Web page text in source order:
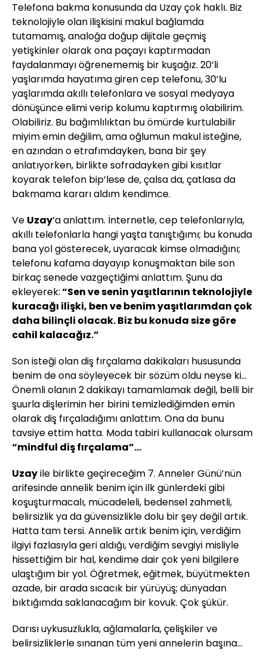
Telefona bakma konusunda da Uzay çok haklı. Biz
teknolojiyle olan ilişkisini makul bağlamda
tutamamış, analoğa doğup dijitale geçmiş
yetişkinler olarak ona paçayı kaptırmadan
faydalanmayı öğrenememiş bir kuşağız. 20’li
yaşlarımda hayatıma giren cep telefonu, 30’lu
yaşlarımda akıllı telefonlara ve sosyal medyaya
dönüşünce elimi verip kolumu kaptırmış olabilirim.
Olabiliriz. Bu bağımlılıktan bu ömürde kurtulabilir
miyim emin değilim, ama oğlumun makul isteğine,
en azından o etrafımdayken, bana bir şey
anlatıyorken, birlikte sofradayken gibi kısıtlar
koyarak telefon bip’lese de, çalsa da, çatlasa da
bakmama kararı aldım kendimce.
Ve Uzay’a anlattım. İnternetle, cep telefonlarıyla,
akıllı telefonlarla hangi yaşta tanıştığımı; bu konuda
bana yol gösterecek, uyaracak kimse olmadığını;
telefonu kafama dayayıp konuşmaktan bile son
birkaç senede vazgeçtiğimi anlattım. Şunu da
ekleyerek:“Sen ve senin yaşıtlarının teknolojiyle
kuracağı ilişki, ben ve benim yaşıtlarımdan çok
daha bilinçli olacak. Biz bu konuda size göre
cahil kalacağız.”
Son isteği olan diş fırçalama dakikaları hususunda
benim de ona söyleyecek bir sözüm oldu neyse ki...
Önemli olanın 2 dakikayı tamamlamak değil, belli bir
şuurla dişlerimin her birini temizlediğimden emin
olarak diş fırçaladığımı anlattım. Ona da bunu
tavsiye ettim hatta. Moda tabiri kullanacak olursam
“mindful diş fırçalama”...
Uzayile birlikte geçireceğim 7. Anneler Günü’nün
arifesinde annelik benim için ilk günlerdeki gibi
koşuşturmacalı, mücadeleli, bedensel zahmetli,
belirsizlik ya da güvensizlikle dolu bir şey değil artık.
Hatta tam tersi. Annelik artık benim için, verdiğim
ilgiyi fazlasıyla geri aldığı, verdiğim sevgiyi misliyle
hissettiğim bir hal, kendime dair çok yeni bilgilere
ulaştığım bir yol. Öğretmek, eğitmek, büyütmekten
azade, bir arada sıcacık bir yürüyüş; dünyadan
bıktığımda saklanacağım bir kovuk. Çok şükür.
Darısı uykusuzlukla, ağlamalarla, çelişkiler ve
belirsizliklerle sınanan tüm yeni annelerin başına...